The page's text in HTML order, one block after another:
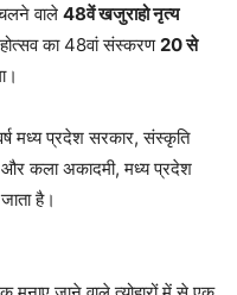
वाले 48वें खजुराहो नृत्य
का 48वां संस्करण20 से
मध्य प्रदेश सरकार, संस्कृति
और कला अकादमी, मध्य प्रदेश
है।